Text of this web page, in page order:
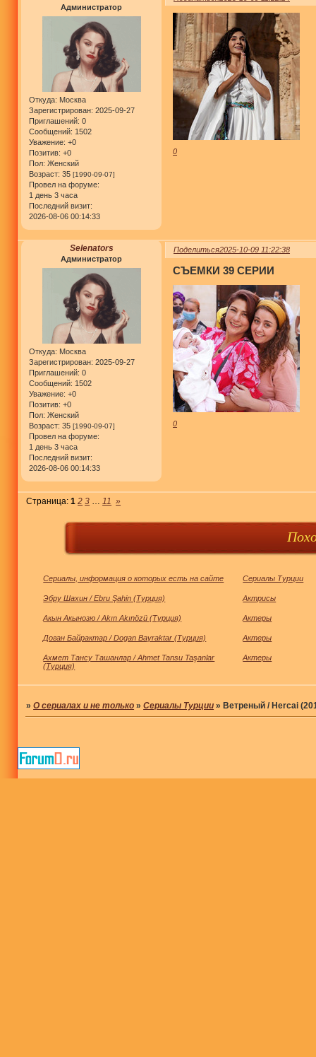
Администратор
Откуда: Москва
Зарегистрирован: 2025-09-27
Приглашений: 0
Сообщений: 1502
Уважение: +0
Позитив: +0
Пол: Женский
Возраст: 35 [1990-09-07]
Провел на форуме:
1 день 3 часа
Последний визит:
2026-08-06 00:14:33
0
Поделиться2025-10-09 11:22:38
Selenators
Администратор
Откуда: Москва
Зарегистрирован: 2025-09-27
Приглашений: 0
Сообщений: 1502
Уважение: +0
Позитив: +0
Пол: Женский
Возраст: 35 [1990-09-07]
Провел на форуме:
1 день 3 часа
Последний визит:
2026-08-06 00:14:33
СЪЕМКИ 39 СЕРИИ
0
Страница:1 2 3 11 »
Сериалы, информация о которых есть на сайте Сериалы Турции
Эбру Шахин / Ebru Şahin (Турция) Актрисы
Акын Акынозю / Akın Akınözü (Турция) Актеры
Доган Байрактар / Dogan Bayraktar (Турция) Актеры
Ахмет Тансу Ташанлар / Ahmet Tansu Taşanlar
(Турция)
Актеры
»О сериалах и не только »Сериалы Турции » Ветреный / Hercai